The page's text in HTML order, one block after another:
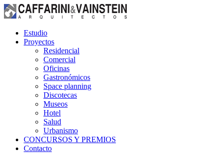
Estudio
Proyectos
Residencial
Comercial
Oficinas
Gastronómicos
Space planning
Discotecas
Museos
Hotel
Salud
Urbanismo
CONCURSOS Y PREMIOS
Contacto